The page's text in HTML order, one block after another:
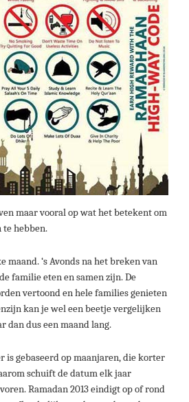
maar vooral op wat het betekent om
te hebben.
maand. ‘s Avonds na het breken van
familie eten en samen zijn. De
vertoond en hele families genieten
kan je wel een beetje vergelijken
dan dus een maand lang.
is gebaseerd op maanjaren, die korter
schuift de datum elk jaar
Ramadan 2013 eindigt op of rond